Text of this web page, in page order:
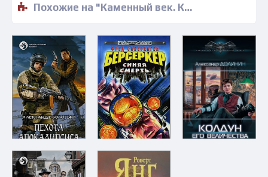
Похожие на "Каменный век. Книга 2. Племя Тигра - Сергей Щепетов" книги читать бесплатно полные версии